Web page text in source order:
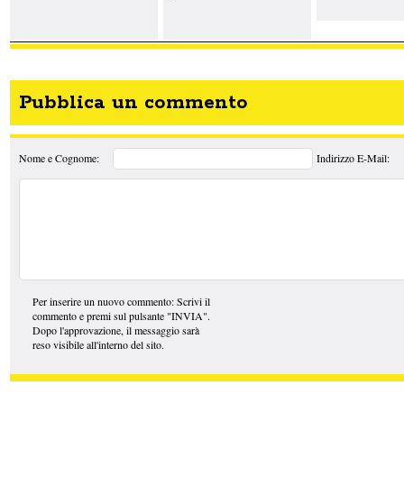
Pubblica un commento
Nome e Cognome: Indirizzo E-Mail:
Per inserire un nuovo commento: Scrivi il
commento e premi sul pulsante "INVIA".
Dopo l'approvazione, il messaggio sarà
reso visibile all'interno del sito.